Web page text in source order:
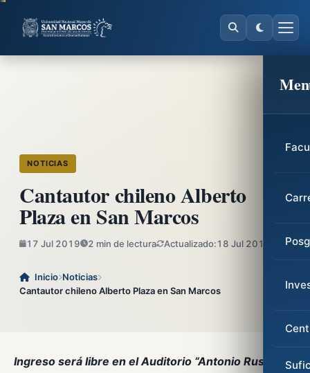
NOTICIAS
Cantautor chileno Alberto
Plaza en San Marcos
17 Jul 2019 2 min de lectura Actualizado:18 Jul 2019
Inicio Noticias
Cantautor chileno Alberto Plaza en San Marcos
Ingreso será libre en el Auditorio “Antonio Russo